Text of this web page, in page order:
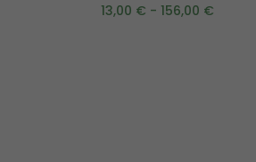
13,00 € - 156,00 €